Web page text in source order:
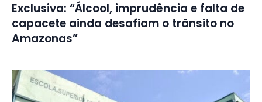
Exclusiva: “Álcool, imprudência e falta de
capacete ainda desafiam o trânsito no
Amazonas”